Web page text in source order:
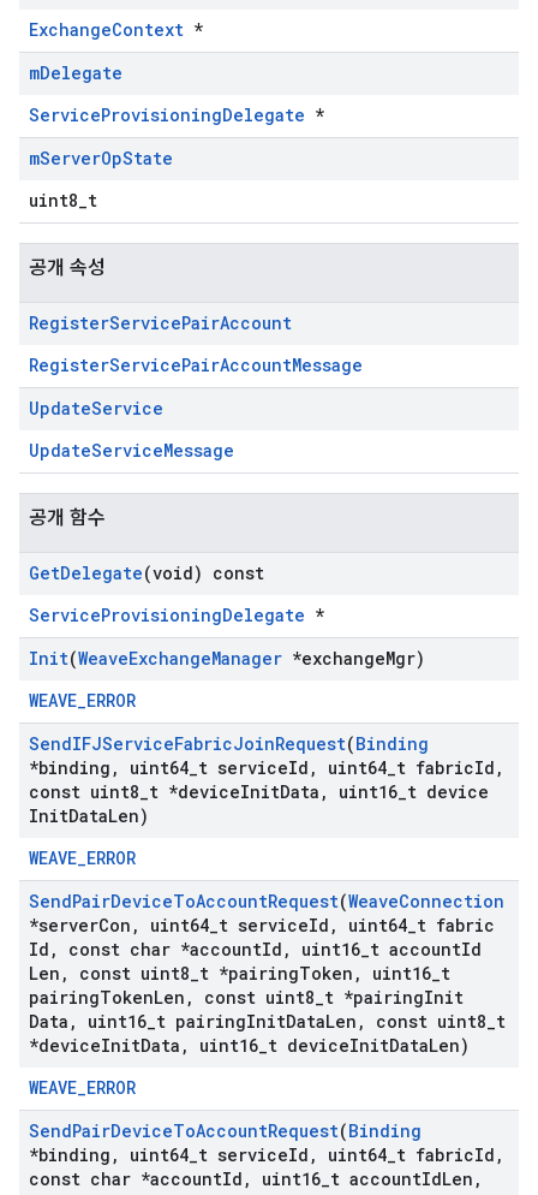
ExchangeContext *
mDelegate
ServiceProvisioningDelegate *
mServerOpState
uint8_t
공개 속성
RegisterServicePairAccount
RegisterServicePairAccountMessage
UpdateService
UpdateServiceMessage
공개 함수
GetDelegate(void) const
ServiceProvisioningDelegate *
Init(WeaveExchangeManager *exchangeMgr)
WEAVE_ERROR
SendIFJServiceFabricJoinRequest(Binding
*binding , uint64 t serviceId , uint64 t fabricId ,
const uint8 t *deviceInitData , uint16 t device
InitDataLen)
WEAVE_ERROR
SendPairDeviceToAccountRequest(WeaveConnection
*serverCon , uint64 t serviceId , uint64 t fabric
Id , const char *accountId , uint16 t accountId
Len , const uint8 t *pairingToken , uint16 t
pairingTokenLen , const uint8 t *pairingInit
Data , uint16 t pairingInitDataLen , const uint8 t
*deviceInitData , uint16 t deviceInitDataLen)
WEAVE_ERROR
SendPairDeviceToAccountRequest(Binding
*binding , uint64 t serviceId , uint64 t fabricId ,
const char *accountId , uint16 t accountIdLen ,